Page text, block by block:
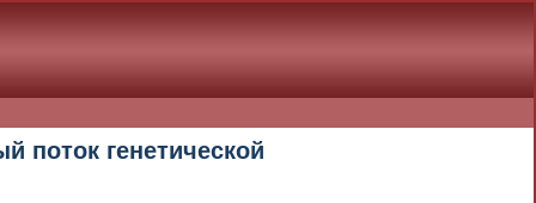
поток генетической